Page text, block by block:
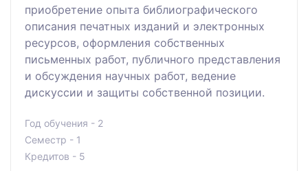
приобретение опыта библиографического
описания печатных изданий и электронных
ресурсов, оформления собственных
письменных работ, публичного представления
и обсуждения научных работ, ведение
дискуссии и защиты собственной позиции.
Год обучения - 2
Семестр - 1
Кредитов - 5